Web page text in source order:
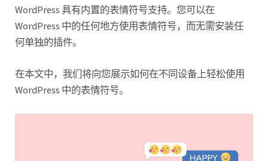
WordPress 具有内置的表情符号支持。您可以在
WordPress 中的任何地方使用表情符号，而无需安装任
何单独的插件。
在本文中，我们将向您展示如何在不同设备上轻松使用
WordPress 中的表情符号。